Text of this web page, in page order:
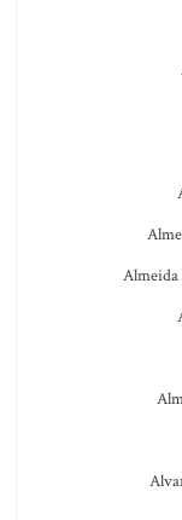
Almeida